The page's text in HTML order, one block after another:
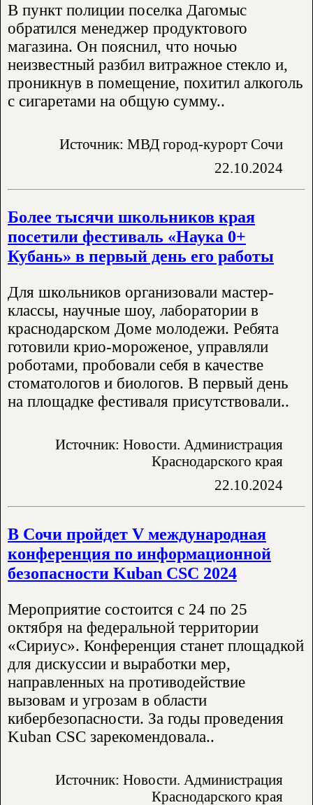
В пункт полиции поселка Дагомыс
обратился менеджер продуктового
магазина. Он пояснил, что ночью
неизвестный разбил витражное стекло и,
проникнув в помещение, похитил алкоголь
с сигаретами на общую сумму..
Источник: МВД город-курорт Сочи
22.10.2024
Более тысячи школьников края
посетили фестиваль «Наука 0+
Кубань» в первый день его работы
Для школьников организовали мастер-
классы, научные шоу, лаборатории в
краснодарском Доме молодежи. Ребята
готовили крио-мороженое, управляли
роботами, пробовали себя в качестве
стоматологов и биологов. В первый день
на площадке фестиваля присутствовали..
Источник: Новости. Администрация
Краснодарского края
22.10.2024
В Сочи пройдет V международная
конференция по информационной
безопасности Kuban CSC 2024
Мероприятие состоится с 24 по 25
октября на федеральной территории
«Сириус». Конференция станет площадкой
для дискуссии и выработки мер,
направленных на противодействие
вызовам и угрозам в области
кибербезопасности. За годы проведения
Kuban CSC зарекомендовала..
Источник: Новости. Администрация
Краснодарского края